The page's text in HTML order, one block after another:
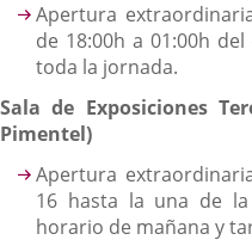
Apertura
de 18:00h a 01:00h
toda la jornada.
Sala de Exposiciones
Pimentel)
Apertura
16 hasta la una de
horario de mañana y